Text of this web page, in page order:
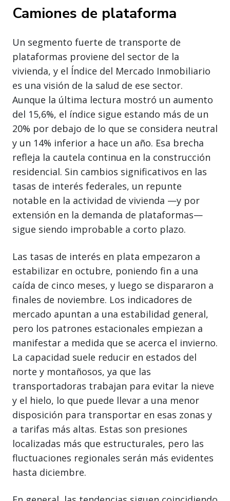
Camiones de plataforma
Un segmento fuerte de transporte de
plataformas proviene del sector de la
vivienda, y el Índice del Mercado Inmobiliario
es una visión de la salud de ese sector.
Aunque la última lectura mostró un aumento
del 15,6%, el índice sigue estando más de un
20% por debajo de lo que se considera neutral
y un 14% inferior a hace un año. Esa brecha
refleja la cautela continua en la construcción
residencial. Sin cambios significativos en las
tasas de interés federales, un repunte
notable en la actividad de vivienda —y por
extensión en la demanda de plataformas—
sigue siendo improbable a corto plazo.
Las tasas de interés en plata empezaron a
estabilizar en octubre, poniendo fin a una
caída de cinco meses, y luego se dispararon a
finales de noviembre. Los indicadores de
mercado apuntan a una estabilidad general,
pero los patrones estacionales empiezan a
manifestar a medida que se acerca el invierno.
La capacidad suele reducir en estados del
norte y montañosos, ya que las
transportadoras trabajan para evitar la nieve
y el hielo, lo que puede llevar a una menor
disposición para transportar en esas zonas y
a tarifas más altas. Estas son presiones
localizadas más que estructurales, pero las
fluctuaciones regionales serán más evidentes
hasta diciembre.